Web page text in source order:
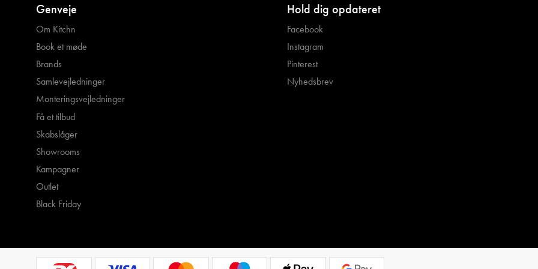
Genveje
Om Kitchn
Book et møde
Brands
Samlevejledninger
Monteringsvejledninger
Få et tilbud
Skabslåger
Showrooms
Kampagner
Outlet
Black Friday
Hold dig opdateret
Facebook
Instagram
Pinterest
Nyhedsbrev